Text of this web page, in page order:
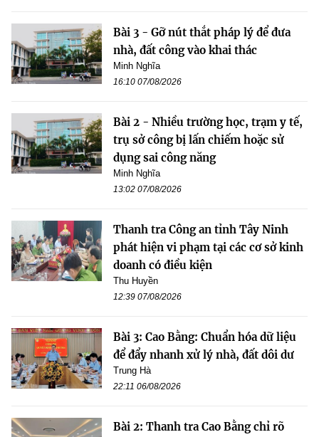
Bài 3 - Gỡ nút thắt pháp lý để đưa
nhà, đất công vào khai thác
Minh Nghĩa
16:10 07/08/2026
Bài 2 - Nhiều trường học, trạm y tế,
trụ sở công bị lấn chiếm hoặc sử
dụng sai công năng
Minh Nghĩa
13:02 07/08/2026
Thanh tra Công an tỉnh Tây Ninh
phát hiện vi phạm tại các cơ sở kinh
doanh có điều kiện
Thu Huyền
12:39 07/08/2026
Bài 3: Cao Bằng: Chuẩn hóa dữ liệu
để đẩy nhanh xử lý nhà, đất dôi dư
Trung Hà
22:11 06/08/2026
Bài 2: Thanh tra Cao Bằng chỉ rõ